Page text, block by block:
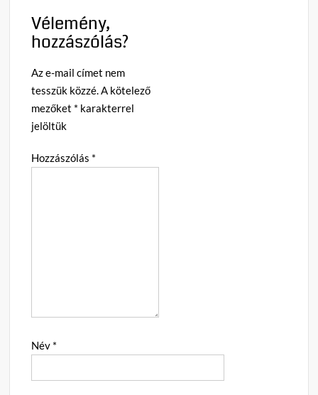
Vélemény,
hozzászólás?
Az e-mail címet nem
tesszük közzé.A kötelező
mezőket * karakterrel
jelöltük
Hozzászólás *
Név *